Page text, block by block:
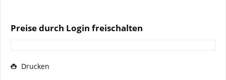
Preise durch Login freischalten
Drucken